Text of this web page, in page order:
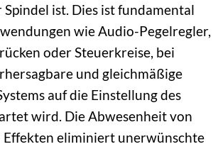
Spindel ist. Dies ist fundamental
wie Audio-Pegelregler,
oder Steuerkreise, bei
und gleichmäßige
auf die Einstellung des
wird. Die Abwesenheit von
eliminiert unerwünschte